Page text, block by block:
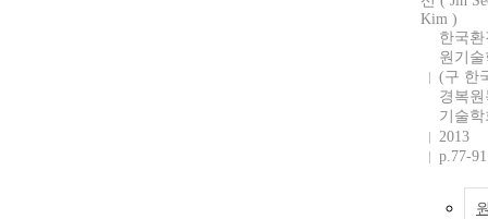
Kim )
한국
원기
(구 한
경복
기술
2013
p.77-91